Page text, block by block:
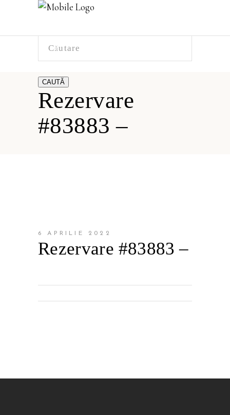
CAUTĂ
Rezervare
#83883 –
6 APRILIE 2022
Rezervare #83883 –